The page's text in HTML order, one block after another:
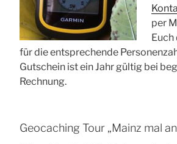
per
Euch
für die entsprechende
Gutschein ist ein Jahr gültig bei
Rechnung.
Geocaching Tour „Mainz mal